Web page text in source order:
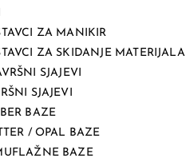
ZA MANIKIR
ZA SKIDANJE MATERIJALA
SJAJEVI
SJAJEVI
BAZE
/ OPAL BAZE
BAZE